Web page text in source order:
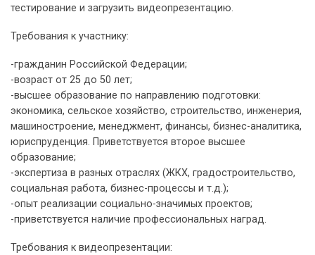
тестирование и загрузить видеопрезентацию.
Требования к участнику:
-гражданин Российской Федерации;
-возраст от 25 до 50 лет;
-высшее образование по направлению подготовки:
экономика, сельское хозяйство, строительство, инженерия,
машиностроение, менеджмент, финансы, бизнес-аналитика,
юриспруденция. Приветствуется второе высшее
образование;
-экспертиза в разных отраслях (ЖКХ, градостроительство,
социальная работа, бизнес-процессы и т.д.);
-опыт реализации социально-значимых проектов;
-приветствуется наличие профессиональных наград.
Требования к видеопрезентации: